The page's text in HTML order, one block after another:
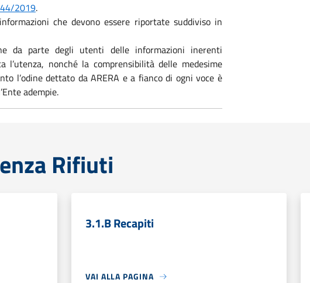
2019.
che devono essere riportate suddiviso in
da parte degli utenti delle informazioni inerenti
nonché la comprensibilità delle medesime
l’odine dettato da ARERA e a fianco di ogni voce è
adempie.
Rifiuti
3.1.B Recapiti
VAI ALLA PAGINA